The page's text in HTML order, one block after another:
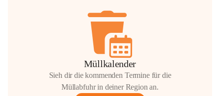
Müllkalender
Sieh dir die kommenden Termine für die
Müllabfuhr in deiner Region an.